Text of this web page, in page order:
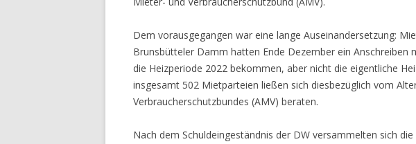
Dem vorausgegangen war eine lange Auseinandersetzung:
Brunsbütteler Damm hatten Ende Dezember ein Anschreiben
die Heizperiode 2022 bekommen, aber nicht die eigentliche
insgesamt 502 Mietparteien ließen sich diesbezüglich vom
Verbraucherschutzbundes (AMV) beraten.
Nach dem Schuldeingeständnis der DW versammelten sich